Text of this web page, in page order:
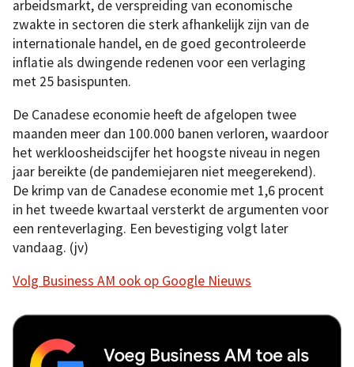
arbeidsmarkt, de verspreiding van economische
zwakte in sectoren die sterk afhankelijk zijn van de
internationale handel, en de goed gecontroleerde
inflatie als dwingende redenen voor een verlaging
met 25 basispunten.
De Canadese economie heeft de afgelopen twee
maanden meer dan 100.000 banen verloren, waardoor
het werkloosheidscijfer het hoogste niveau in negen
jaar bereikte (de pandemiejaren niet meegerekend).
De krimp van de Canadese economie met 1,6 procent
in het tweede kwartaal versterkt de argumenten voor
een renteverlaging. Een bevestiging volgt later
vandaag. (jv)
Volg Business AM ook op Google Nieuws